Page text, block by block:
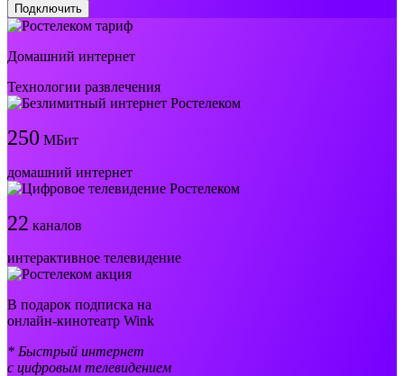
Подключить
Домашний интернет
Технологии развлечения
250 МБит
домашний интернет
22 каналов
интерактивное телевидение
В подарок подписка на
онлайн-кинотеатр Wink
* Быстрый интернет
с цифровым телевидением